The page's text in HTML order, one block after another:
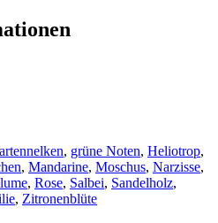
, grüne Noten, Heliotrop,
, Mandarine, Moschus, Narzisse,
, Rose, Salbei, Sandelholz,
, Zitronenblüte